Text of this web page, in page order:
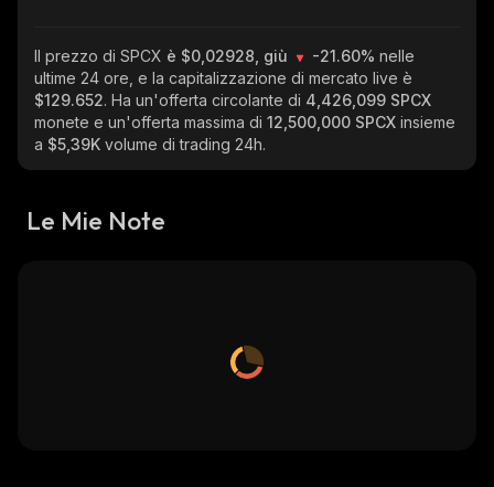
Il prezzo di SPCX è $0,02928, giù -21.60% nelle
ultime 24 ore, e la capitalizzazione di mercato live è
$129.652. Ha un'offerta circolante di 4,426,099 SPCX
monete e un'offerta massima di 12,500,000 SPCX insieme
a $5,39K volume di trading 24h.
Le Mie Note